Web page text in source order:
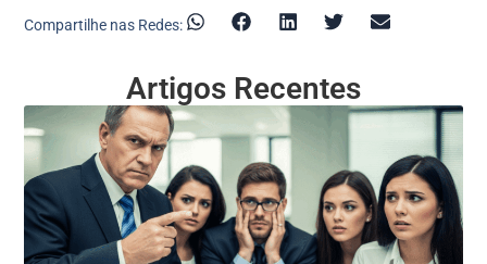
Compartilhe nas Redes:
Artigos Recentes